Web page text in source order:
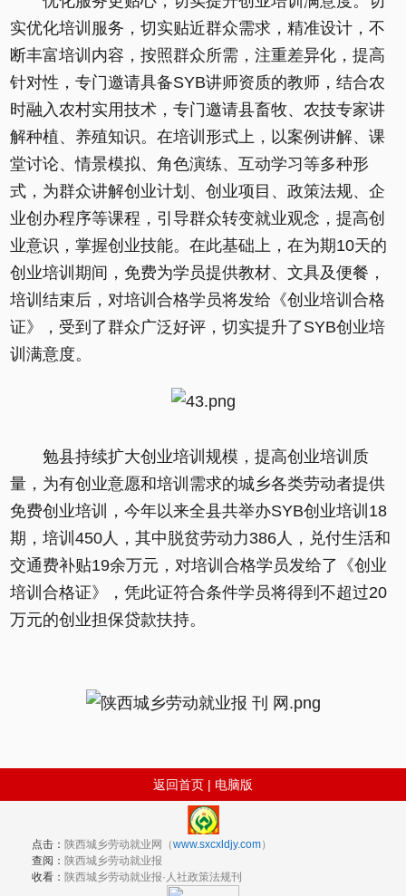
实优化培训服务，切实贴近群众需求，精准设计，不
断丰富培训内容，按照群众所需，注重差异化，提高
针对性，专门邀请具备SYB讲师资质的教师，结合农
时融入农村实用技术，专门邀请县畜牧、农技专家讲
解种植、养殖知识。在培训形式上，以案例讲解、课
堂讨论、情景模拟、角色演练、互动学习等多种形
式，为群众讲解创业计划、创业项目、政策法规、企
业创办程序等课程，引导群众转变就业观念，提高创
业意识，掌握创业技能。在此基础上，在为期10天的
创业培训期间，免费为学员提供教材、文具及便餐，
培训结束后，对培训合格学员将发给《创业培训合格
证》，受到了群众广泛好评，切实提升了SYB创业培
训满意度。
勉县持续扩大创业培训规模，提高创业培训质
量，为有创业意愿和培训需求的城乡各类劳动者提供
免费创业培训，今年以来全县共举办SYB创业培训18
期，培训450人，其中脱贫劳动力386人，兑付生活和
交通费补贴19余万元，对培训合格学员发给了《创业
培训合格证》，凭此证符合条件学员将得到不超过20
万元的创业担保贷款扶持。
返回首页 | 电脑版
点击： 陕西城乡劳动就业网（www.sxcxldjy.com）
查阅： 陕西城乡劳动就业报
收看： 陕西城乡劳动就业报·人社政策法规刊